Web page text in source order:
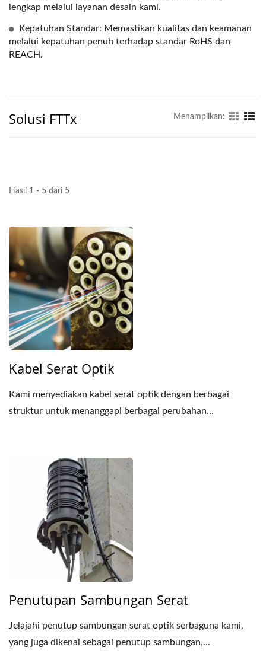
lengkap melalui layanan desain kami.
Kepatuhan Standar: Memastikan kualitas dan keamanan
melalui kepatuhan penuh terhadap standar RoHS dan
REACH.
Solusi FTTx Menampilkan:
Hasil 1 - 5 dari 5
Kabel Serat Optik
Kami menyediakan kabel serat optik dengan berbagai
struktur untuk menanggapi berbagai perubahan...
Penutupan Sambungan Serat
Jelajahi penutup sambungan serat optik serbaguna kami,
yang juga dikenal sebagai penutup sambungan,...